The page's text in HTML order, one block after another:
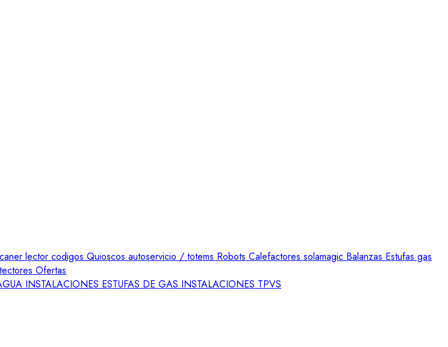
lector codigos Quioscos autoservicio / totems Robots Calefactores solamagic Balanzas Estufas gas
Ofertas
INSTALACIONES ESTUFAS DE GAS INSTALACIONES TPVS